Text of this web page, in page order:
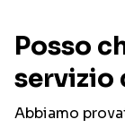
Posso
servizio
Abbiamo